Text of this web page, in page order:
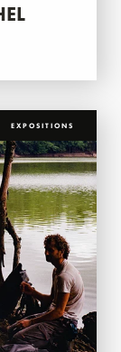
EXPOSITIONS